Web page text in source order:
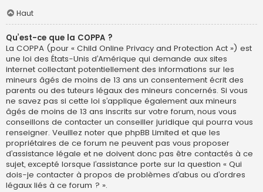
Haut
Qu’est-ce que la COPPA ?
La COPPA (pour « Child Online Privacy and Protection Act ») est
une loi des États-Unis d’Amérique qui demande aux sites
internet collectant potentiellement des informations sur les
mineurs âgés de moins de 13 ans un consentement écrit des
parents ou des tuteurs légaux des mineurs concernés. Si vous
ne savez pas si cette loi s’applique également aux mineurs
âgés de moins de 13 ans inscrits sur votre forum, nous vous
conseillons de contacter un conseiller juridique qui pourra vous
renseigner. Veuillez noter que phpBB Limited et que les
propriétaires de ce forum ne peuvent pas vous proposer
d’assistance légale et ne doivent donc pas être contactés à ce
sujet, excepté lorsque l’assistance porte sur la question « Qui
dois-je contacter à propos de problèmes d’abus ou d’ordres
légaux liés à ce forum ? ».